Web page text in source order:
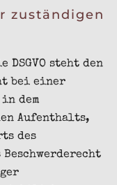
zuständigen
steht den
bei einer
dem
Aufenthalts,
des